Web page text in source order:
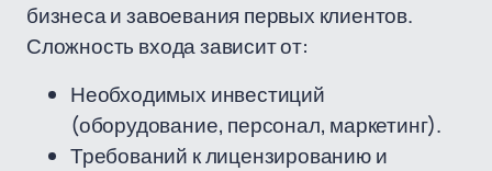
бизнеса и завоевания первых клиентов.
Сложность входа зависит от:
Необходимых инвестиций
(оборудование, персонал, маркетинг).
Требований к лицензированию и